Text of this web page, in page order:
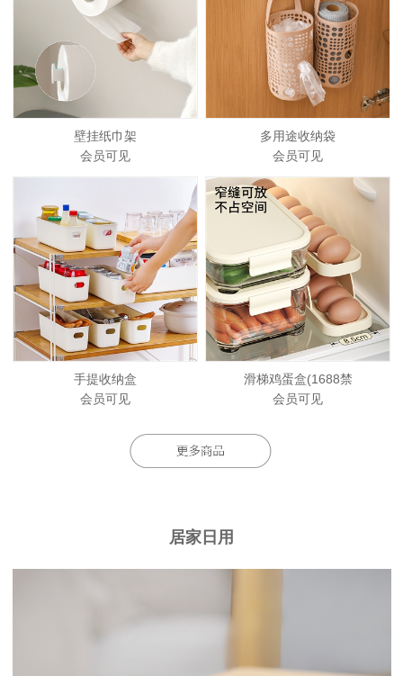
壁挂纸巾架
会员可见
多用途收纳袋
会员可见
手提收纳盒
会员可见
滑梯鸡蛋盒(1688禁
会员可见
居家日用